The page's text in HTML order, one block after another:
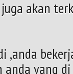
akan
,anda
anda yang